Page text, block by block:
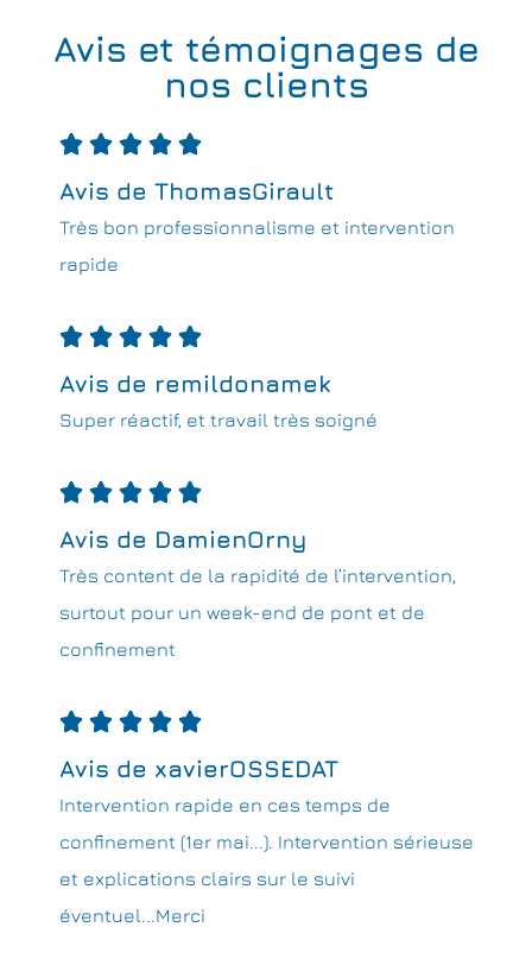
Avis et témoignages de
nos clients
    
Avis de ThomasGirault
Très bon professionnalisme et intervention
rapide
    
Avis de remildonamek
Super réactif, et travail très soigné
    
Avis de DamienOrny
Très content de la rapidité de l’intervention,
surtout pour un week-end de pont et de
confinement
    
Avis de xavierOSSEDAT
Intervention rapide en ces temps de
confinement (1er mai...). Intervention sérieuse
et explications clairs sur le suivi
éventuel...Merci